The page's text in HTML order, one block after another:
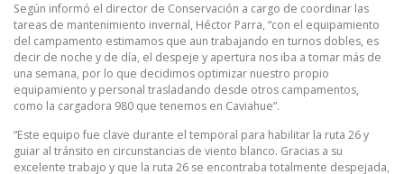
Según informó el director de Conservación a cargo de coordinar las
tareas de mantenimiento invernal, Héctor Parra, “con el equipamiento
del campamento estimamos que aun trabajando en turnos dobles, es
decir de noche y de día, el despeje y apertura nos iba a tomar más de
una semana, por lo que decidimos optimizar nuestro propio
equipamiento y personal trasladando desde otros campamentos,
como la cargadora 980 que tenemos en Caviahue”.
“Este equipo fue clave durante el temporal para habilitar la ruta 26 y
guiar al tránsito en circunstancias de viento blanco. Gracias a su
excelente trabajo y que la ruta 26 se encontraba totalmente despejada,